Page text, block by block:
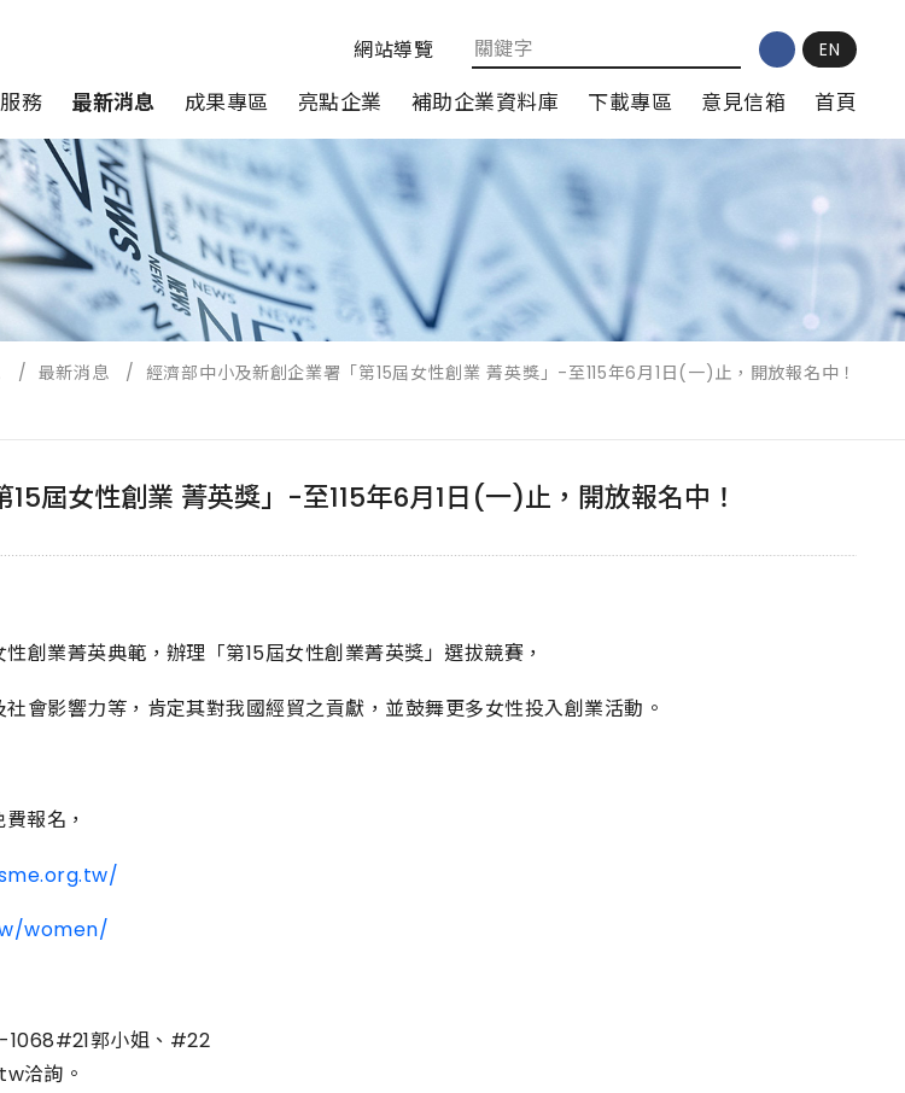
網站導覽 EN
務 最新消息 成果專區 亮點企業 補助企業資料庫 下載專區 意見信箱 首頁
/ 最新消息 / 經濟部中小及新創企業署「第15屆女性創業 菁英獎」-至115年6月1日(一)止，開放報名中！
屆女性創業 菁英獎」-至115年6月1日(一)止，開放報名中！
創業菁英典範，辦理「第15屆女性創業菁英獎」選拔競賽，
會影響力等，肯定其對我國經貿之貢獻，並鼓舞更多女性投入創業活動。
報名，
women/
1068#21郭小姐、#22
洽詢。